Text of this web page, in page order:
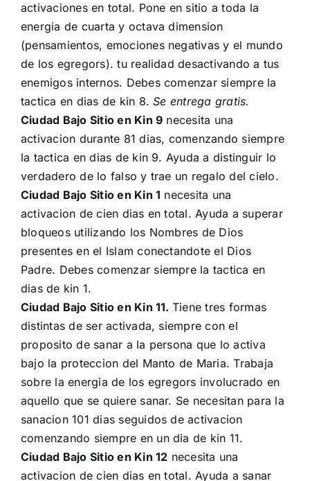
activaciones en total. Pone en sitio a toda la
energia de cuarta y octava dimension
(pensamientos, emociones negativas y el mundo
de los egregors). tu realidad desactivando a tus
enemigos internos. Debes comenzar siempre la
tactica en dias de kin 8.Se entrega gratis.
Ciudad Bajo Sitio en Kin 9 necesita una
activacion durante 81 dias, comenzando siempre
la tactica en dias de kin 9. Ayuda a distinguir lo
verdadero de lo falso y trae un regalo del cielo.
Ciudad Bajo Sitio en Kin 1 necesita una
activacion de cien dias en total. Ayuda a superar
bloqueos utilizando los Nombres de Dios
presentes en el Islam conectandote el Dios
Padre. Debes comenzar siempre la tactica en
dias de kin 1.
Ciudad Bajo Sitio en Kin 11. Tiene tres formas
distintas de ser activada, siempre con el
proposito de sanar a la persona que lo activa
bajo la proteccion del Manto de Maria. Trabaja
sobre la energia de los egregors involucrado en
aquello que se quiere sanar. Se necesitan para la
sanacion 101 dias seguidos de activacion
comenzando siempre en un dia de kin 11.
Ciudad Bajo Sitio en Kin 12 necesita una
activacion de cien dias en total. Ayuda a sanar